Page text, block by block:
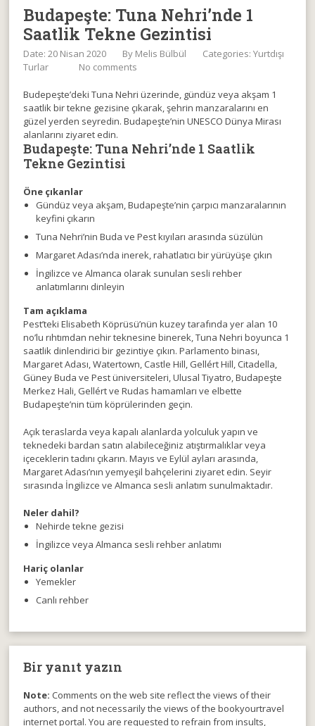
Budapeşte: Tuna Nehri’nde 1
Saatlik Tekne Gezintisi
Date: 20 Nisan 2020 By Melis Bülbül Categories:Yurtdışı
Turlar
No comments
Budepeşte’deki Tuna Nehri üzerinde, gündüz veya akşam 1
saatlik bir tekne gezisine çıkarak, şehrin manzaralarını en
güzel yerden seyredin. Budapeşte’nin UNESCO Dünya Mirası
alanlarını ziyaret edin.
Budapeşte: Tuna Nehri’nde 1 Saatlik
Tekne Gezintisi
Öne çıkanlar
Gündüz veya akşam, Budapeşte’nin çarpıcı manzaralarının
keyfini çıkarın
Tuna Nehri’nin Buda ve Pest kıyıları arasında süzülün
Margaret Adası’nda inerek, rahatlatıcı bir yürüyüşe çıkın
İngilizce ve Almanca olarak sunulan sesli rehber
anlatımlarını dinleyin
Tam açıklama
Pest’teki Elisabeth Köprüsü’nün kuzey tarafında yer alan 10
no’lu rıhtımdan nehir teknesine binerek, Tuna Nehri boyunca 1
saatlik dinlendirici bir gezintiye çıkın. Parlamento binası,
Margaret Adası, Watertown, Castle Hill, Gellért Hill, Citadella,
Güney Buda ve Pest üniversiteleri, Ulusal Tiyatro, Budapeşte
Merkez Hali, Gellért ve Rudas hamamları ve elbette
Budapeşte’nin tüm köprülerinden geçin.
Açık teraslarda veya kapalı alanlarda yolculuk yapın ve
teknedeki bardan satın alabileceğiniz atıştırmalıklar veya
içeceklerin tadını çıkarın. Mayıs ve Eylül ayları arasında,
Margaret Adası’nın yemyeşil bahçelerini ziyaret edin. Seyir
sırasında İngilizce ve Almanca sesli anlatım sunulmaktadır.
Neler dahil?
Nehirde tekne gezisi
İngilizce veya Almanca sesli rehber anlatımı
Hariç olanlar
Yemekler
Canlı rehber
Bir yanıt yazın
Note: Comments on the web site reflect the views of their
authors, and not necessarily the views of the bookyourtravel
internet portal. You are requested to refrain from insults,